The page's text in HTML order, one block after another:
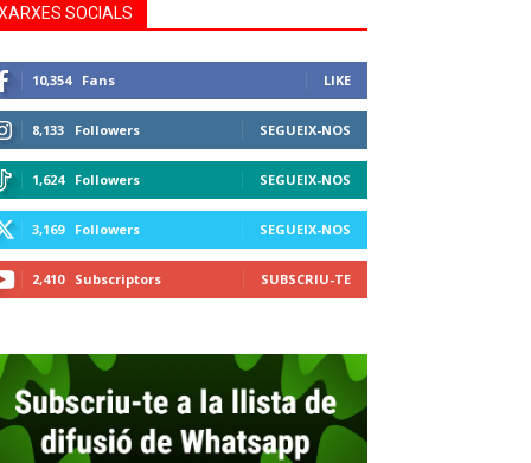
SOCIALS
10,354 Fans LIKE
8,133 Followers SEGUEIX-NOS
1,624 Followers SEGUEIX-NOS
3,169 Followers SEGUEIX-NOS
2,410 Subscriptors SUBSCRIU-TE